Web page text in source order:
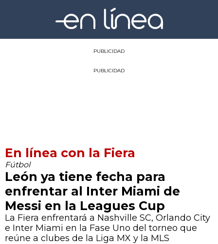
PUBLICIDAD
PUBLICIDAD
En línea con la Fiera
Fútbol
León ya tiene fecha para
enfrentar al Inter Miami de
Messi en la Leagues Cup
La Fiera enfrentará a Nashville SC, Orlando City
e Inter Miami en la Fase Uno del torneo que
reúne a clubes de la Liga MX y la MLS